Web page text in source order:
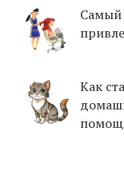
Самый
Как